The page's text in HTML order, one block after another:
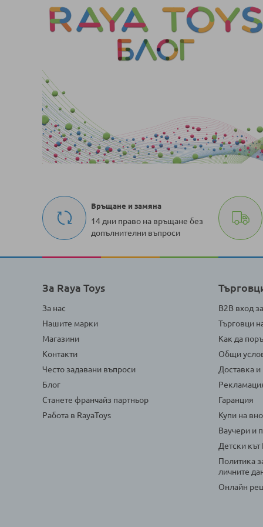
Връщане и замяна
14 дни право на връщане без
допълнителни въпроси
За Raya Toys
За нас
Нашите марки
Магазини
Контакти
Често задавани въпроси
Блог
Станете франчайз партньор
Работа в RayaToys
B2B вход
Търговци
Как да
Общи
Доставка
Гаранция
Купи на
Ваучери и
Детски кът
Политика
личните
Онлайн